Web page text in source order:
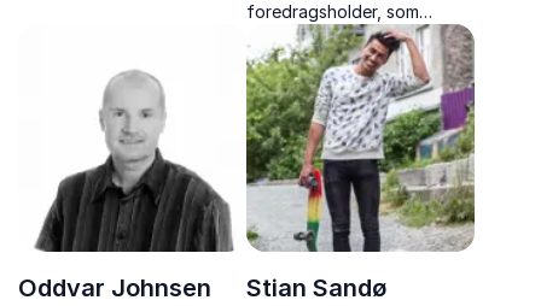
han tilhørerne lyst og frihet
til å prestere, og skape
meningsfulle endringer.
foredragsholder, som
kombinerer sin faglige
kompetanse med personlige
erfaringer fra
spilleavhengighet og
psykiske problemer, til å
snakke om hvordan man kan
skape positiv endring.
Oddvar Johnsen Stian Sandø